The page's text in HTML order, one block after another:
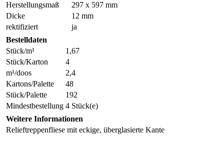
Herstellungsmaß
297 x 597 mm
Dicke
12 mm
rektifiziert
ja
Bestelldaten
Stück/m¹
1,67
Stück/Karton
4
m¹/doos
2,4
Kartons/Palette
48
Stück/Palette
192
Mindestbestellung 4 Stück(e)
Weitere Informationen
Relieftreppenfliese mit eckige, überglasierte Kante